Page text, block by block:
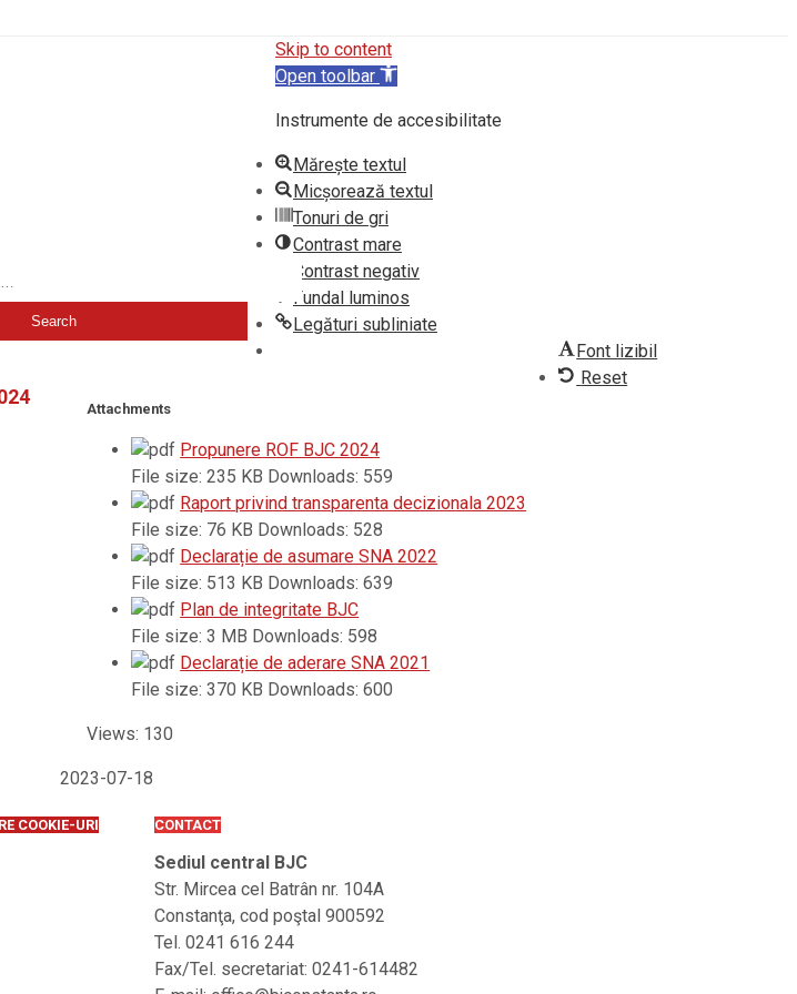
"IOAN N. ROMAN" CONSTANȚA
Attachments
Propunere ROF BJC 2024
File size: 235 KB Downloads: 559
Raport privind transparenta decizionala 2023
File size: 76 KB Downloads: 528
Declarație de asumare SNA 2022
File size: 513 KB Downloads: 639
Plan de integritate BJC
File size: 3 MB Downloads: 598
Declarație de aderare SNA 2021
File size: 370 KB Downloads: 600
Views: 130
2023-07-18
COOKIE-URI CONTACT
Sediul central BJC
Str. Mircea cel Batrân nr. 104A
Constanţa, cod poştal 900592
Tel. 0241 616 244
Fax/Tel. secretariat: 0241-614482
Skip to content
Open toolbar
Instrumente de accesibilitate
Mărește textul
Micșorează textul
Tonuri de gri
Contrast mare
Contrast negativ
Fundal luminos
Legături subliniate
Font lizibil
Reset